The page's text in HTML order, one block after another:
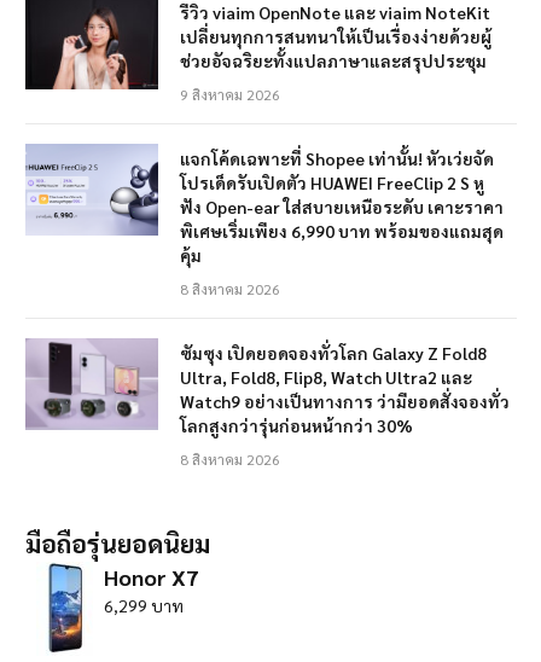
รีวิว viaim OpenNote และ viaim NoteKit
เปลี่ยนทุกการสนทนาให้เป็นเรื่องง่ายด้วยผู้
ช่วยอัจฉริยะทั้งแปลภาษาและสรุปประชุม
9 สิงหาคม 2026
แจกโค้ดเฉพาะที่ Shopee เท่านั้น! หัวเว่ยจัด
โปรเด็ดรับเปิดตัว HUAWEI FreeClip 2 S หู
ฟัง Open-ear ใส่สบายเหนือระดับ เคาะราคา
พิเศษเริ่มเพียง 6,990 บาท พร้อมของแถมสุด
คุ้ม
8 สิงหาคม 2026
ซัมซุง เปิดยอดจองทั่วโลก Galaxy Z Fold8
Ultra, Fold8, Flip8, Watch Ultra2 และ
Watch9 อย่างเป็นทางการ ว่ามียอดสั่งจองทั่ว
โลกสูงกว่ารุ่นก่อนหน้ากว่า 30%
8 สิงหาคม 2026
มือถือรุ่นยอดนิยม
Honor X7
6,299 บาท